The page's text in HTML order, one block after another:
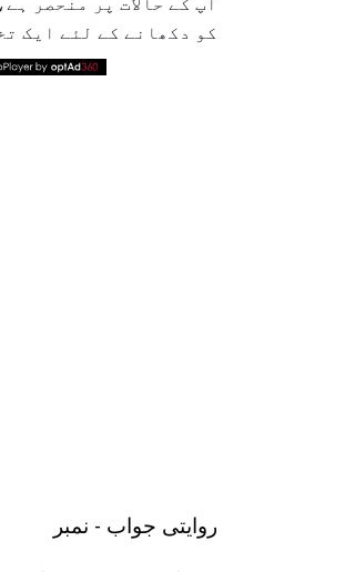
کو دکھانے کے لئے ایک
روایتی جواب - نمبر